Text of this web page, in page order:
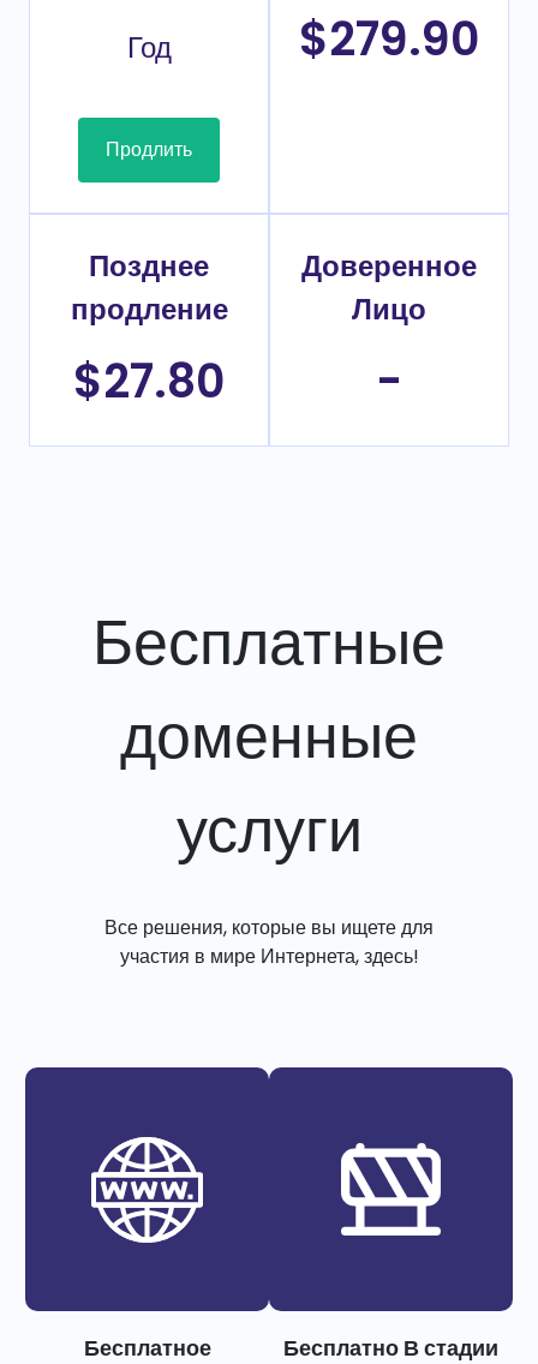
Год
Продлить
$279.90
Позднее
продление
$27.80
Доверенное
Лицо
-
Бесплатные
доменные
услуги
Все решения, которые вы ищете для
участия в мире Интернета, здесь!
Бесплатное Бесплатно В стадии